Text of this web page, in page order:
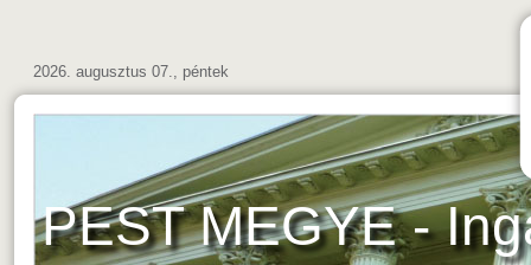
2026. augusztus 07., péntek
PEST MEGYE -